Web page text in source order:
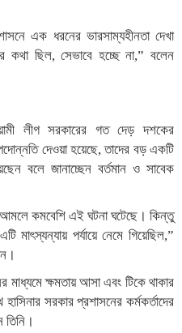
এক ধরনের ভারসাম্যহীনতা দেখা
কথা ছিল, সেভাবে হচ্ছে না,” বলেন
লীগ সরকারের গত দেড় দশকের
দেওয়া হয়েছে, তাদের বড় একটি
বলে জানাচ্ছেন বর্তমান ও সাবেক
কমবেশি এই ঘটনা ঘটেছে। কিন্তু
পর্যায়ে নেমে গিয়েছিল,”
মাধ্যমে ক্ষমতায় আসা এবং টিকে থাকার
সরকার প্রশাসনের কর্মকর্তাদের
তিনি।